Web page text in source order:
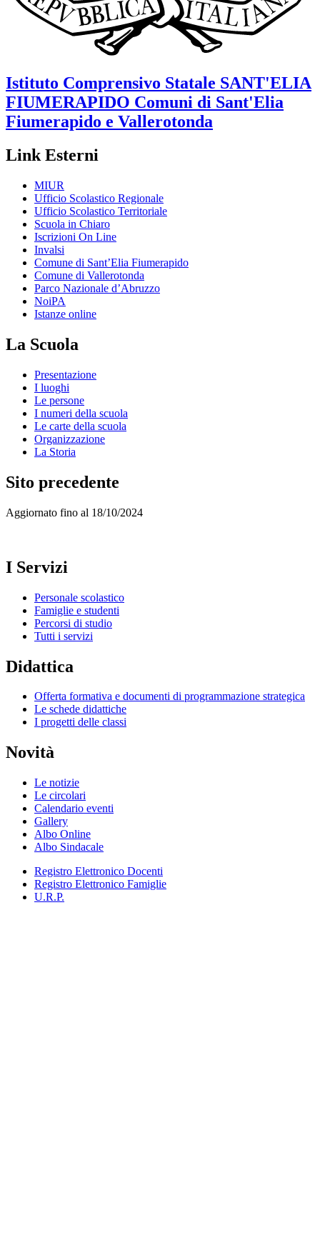
Istituto Comprensivo Statale SANT'ELIA
FIUMERAPIDO Comuni di Sant'Elia
Fiumerapido e Vallerotonda
Link Esterni
MIUR
Ufficio Scolastico Regionale
Ufficio Scolastico Territoriale
Scuola in Chiaro
Iscrizioni On Line
Invalsi
Comune di Sant’Elia Fiumerapido
Comune di Vallerotonda
Parco Nazionale d’Abruzzo
NoiPA
Istanze online
La Scuola
Presentazione
I luoghi
Le persone
I numeri della scuola
Le carte della scuola
Organizzazione
La Storia
Sito precedente
Aggiornato fino al 18/10/2024
I Servizi
Personale scolastico
Famiglie e studenti
Percorsi di studio
Tutti i servizi
Didattica
Offerta formativa e documenti di programmazione strategica
Le schede didattiche
I progetti delle classi
Novità
Le notizie
Le circolari
Calendario eventi
Gallery
Albo Online
Albo Sindacale
Registro Elettronico Docenti
Registro Elettronico Famiglie
U.R.P.